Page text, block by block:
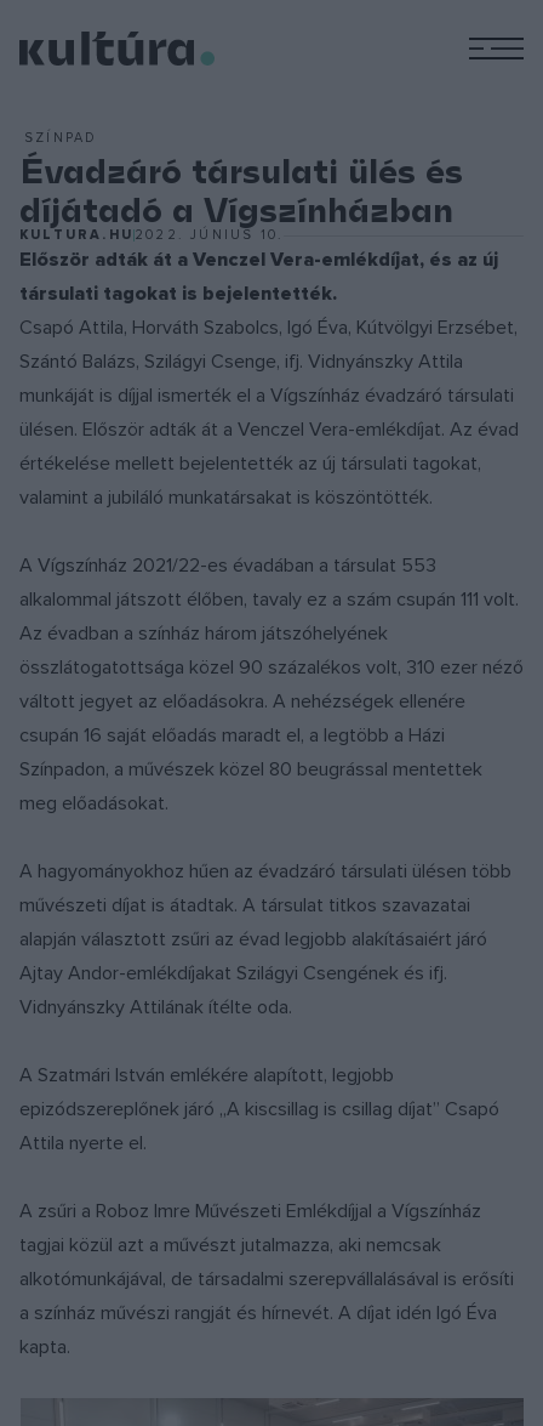
SZÍNPAD
Évadzáró társulati ülés és
díjátadó a Vígszínházban
KULTURA.HU 2022. JÚNIUS 10.
Először adták át a Venczel Vera-emlékdíjat, és az új
társulati tagokat is bejelentették.
Csapó Attila, Horváth Szabolcs, Igó Éva, Kútvölgyi Erzsébet,
Szántó Balázs, Szilágyi Csenge, ifj. Vidnyánszky Attila
munkáját is díjjal ismerték el a Vígszínház évadzáró társulati
ülésen. Először adták át a Venczel Vera-emlékdíjat. Az évad
értékelése mellett bejelentették az új társulati tagokat,
valamint a jubiláló munkatársakat is köszöntötték.
A Vígszínház 2021/22-es évadában a társulat 553
alkalommal játszott élőben, tavaly ez a szám csupán 111 volt.
Az évadban a színház három játszóhelyének
összlátogatottsága közel 90 százalékos volt, 310 ezer néző
váltott jegyet az előadásokra. A nehézségek ellenére
csupán 16 saját előadás maradt el, a legtöbb a Házi
Színpadon, a művészek közel 80 beugrással mentettek
meg előadásokat.
A hagyományokhoz hűen az évadzáró társulati ülésen több
művészeti díjat is átadtak. A társulat titkos szavazatai
alapján választott zsűri az évad legjobb alakításaiért járó
Ajtay Andor-emlékdíjakat Szilágyi Csengének és ifj.
Vidnyánszky Attilának ítélte oda.
A Szatmári István emlékére alapított, legjobb
epizódszereplőnek járó „A kiscsillag is csillag díjat” Csapó
Attila nyerte el.
A zsűri a Roboz Imre Művészeti Emlékdíjjal a Vígszínház
tagjai közül azt a művészt jutalmazza, aki nemcsak
alkotómunkájával, de társadalmi szerepvállalásával is erősíti
a színház művészi rangját és hírnevét. A díjat idén Igó Éva
kapta.